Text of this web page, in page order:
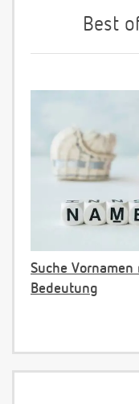
Best
Suche Vornamen
Bedeutung